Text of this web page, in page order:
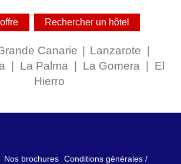
Canarie Lanzarote
La Palma La Gomera
El
Hierro
Nos brochures Conditions générales /